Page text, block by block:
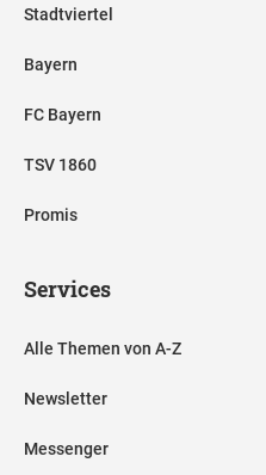
Stadtviertel
Bayern
FC Bayern
TSV 1860
Promis
Services
Alle Themen von A-Z
Newsletter
Messenger